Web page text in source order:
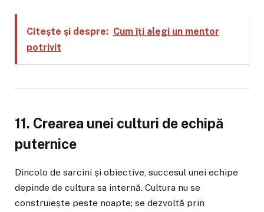
Citește și despre: Cum îți alegi un mentor
potrivit
11. Crearea unei culturi de echipă
puternice
Dincolo de sarcini și obiective, succesul unei echipe
depinde de cultura sa internă. Cultura nu se
construiește peste noapte; se dezvoltă prin